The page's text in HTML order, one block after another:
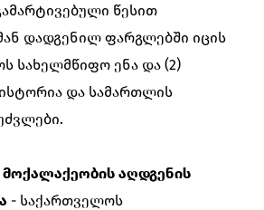
წესით
დადგენილ ფარგლებში იცის
სახელმწიფო ენა და (2)
და სამართლის
აღდგენის
- საქართველოს